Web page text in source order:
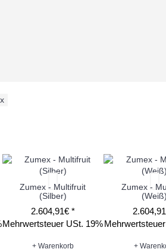
Zumex - Multifruit
(Silber)
2.604,91€ *
Mehrwertsteuer USt. 19%
+ Warenkorb
Zumex -
(Weiß)
+